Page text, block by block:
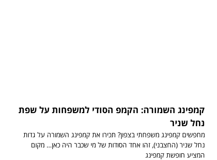
קמפינג השמורה: הקמפ הסודי למשפחות על שפת
נחל שניר
מחפשים קמפינג משפחתי בצפון? תכירו את קמפינג השמורה על גדות
נחל שניר (החצבני), זהו אחד הסודות של מי שכבר היה כאן… מקום
המציע חופשת קמפינג